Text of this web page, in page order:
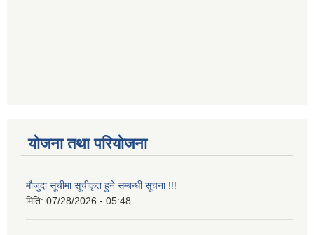
योजना तथा परियोजना
मौजुदा सूचीमा सूचीकृत हुने सम्बन्धी सूचना !!!
मिति: 07/28/2026 - 05:48